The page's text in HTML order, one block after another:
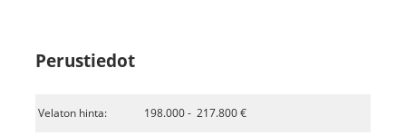
Perustiedot
Velaton hinta: 198.000 - 217.800 €